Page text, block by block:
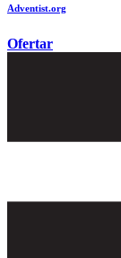
Adventist.org
Ofertar